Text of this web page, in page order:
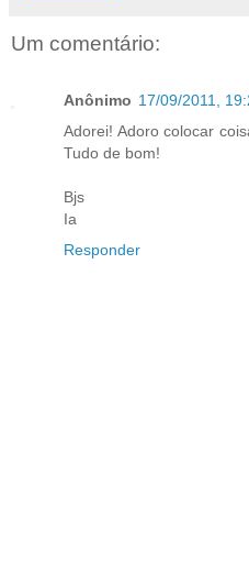
Um comentário:
Anônimo 17/09/2011,
Adorei! Adoro colocar
Tudo de bom!
Bjs
Ia
Responder